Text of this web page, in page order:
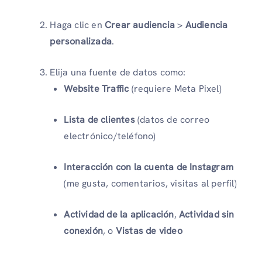
Haga clic en Crear audiencia> Audiencia
personalizada.
Elija una fuente de datos como:
Website Traffic(requiere Meta Pixel)
Lista de clientes(datos de correo
electrónico/teléfono)
Interacción con la cuenta de Instagram
(me gusta, comentarios, visitas al perfil)
Actividad de la aplicación, Actividad sin
conexión, o Vistas de video